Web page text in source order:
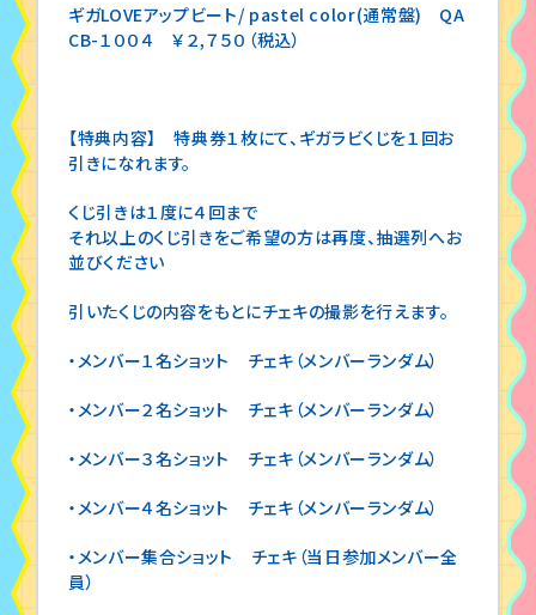
ギガLOVEアップビート/ pastel color(通常盤) QA
CB-１００４ ￥２,７５０（税込）
【特典内容】 特典券１枚にて、ギガラビくじを１回お
引きになれます。
くじ引きは１度に４回まで
それ以上のくじ引きをご希望の方は再度、抽選列へお
並びください
引いたくじの内容をもとにチェキの撮影を行えます。
・メンバー１名ショット チェキ（メンバーランダム）
・メンバー２名ショット チェキ（メンバーランダム）
・メンバー３名ショット チェキ（メンバーランダム）
・メンバー４名ショット チェキ（メンバーランダム）
・メンバー集合ショット チェキ（当日参加メンバー全
員）